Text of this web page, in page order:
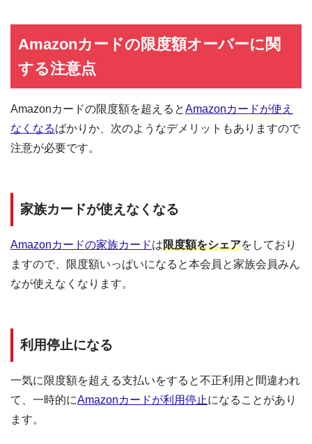
除き年中無休）
ショッピングリボの手数料率"10.0％～14.6％"（実質年率）は業界最安水準
海外ATMの取扱手数料無料＆当日返済で外貨両替が実質無料!!
三菱ＵＦＪフィナンシャル・グループの信頼と実績
安定した収入と返済能力を有する方でパート・アルバイトをしていれば学
生・主婦でも申し込みOK!!
Amazonカードの限度額オーバーに関
する注意点
Amazonカードの限度額を超えるとAmazonカードが使え
なくなるばかりか、次のようなデメリットもありますので
注意が必要です。
家族カードが使えなくなる
Amazonカードの家族カードは限度額をシェアをしており
ますので、限度額いっぱいになると本会員と家族会員みん
なが使えなくなります。
利用停止になる
一気に限度額を超える支払いをすると不正利用と間違われ
て、一時的にAmazonカードが利用停止になることがあり
ます。